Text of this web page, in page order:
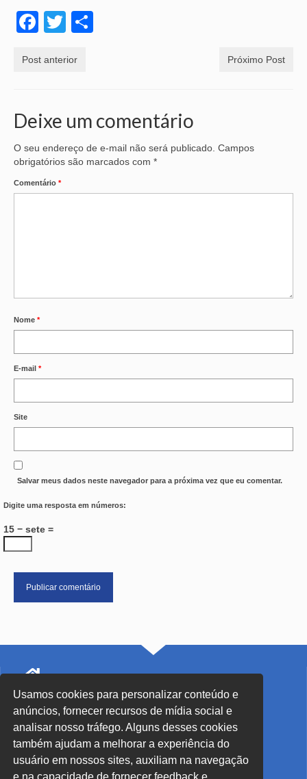
Facebook
Twitter
Post anterior Próximo Post
Deixe um comentário
O seu endereço de e-mail não será publicado. Campos
obrigatórios são marcados com *
Comentário *
Nome *
E-mail *
Site
Salvar meus dados neste navegador para a próxima vez que eu comentar.
Digite uma resposta em números:
15 − sete =
SEDE Blumenau - SC
Rua John Kennedy, 91 - Centro
(47) 3326-6399
sec.blumenau@secblumenau.com.br
Usamos cookies para personalizar conteúdo e
anúncios, fornecer recursos de mídia social e
analisar nosso tráfego. Alguns desses cookies
também ajudam a melhorar a experiência do
usuário em nossos sites, auxiliam na navegação
e na capacidade de fornecer feedback e